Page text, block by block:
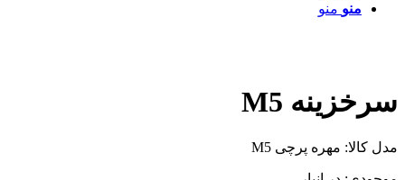
منو منو
سرخزینه M5
مدل کالا: مهره پرچی M5